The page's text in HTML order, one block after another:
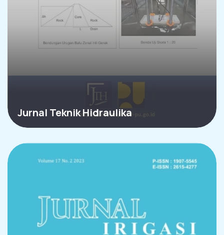
Jurnal Teknik Hidraulika